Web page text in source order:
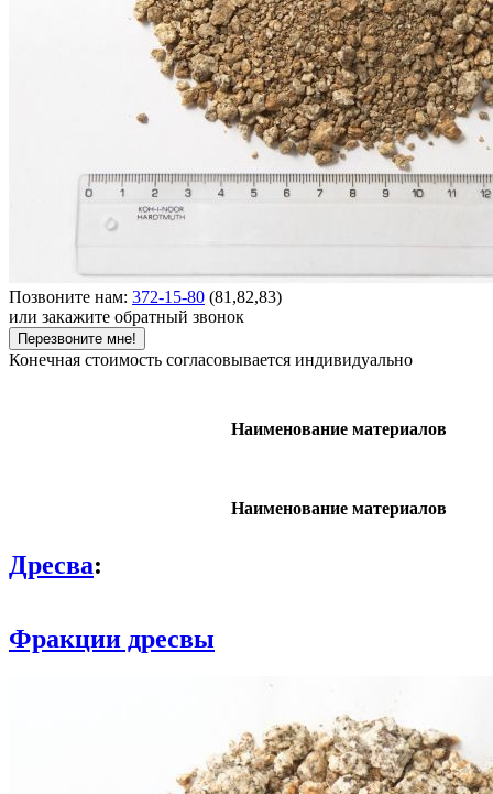
Позвоните нам: 372-15-80 (81,82,83)
или закажите обратный звонок
Перезвоните мне!
Конечная стоимость согласовывается индивидуально
Наименование материалов
Наименование материалов
Дресва:
Фракции дресвы